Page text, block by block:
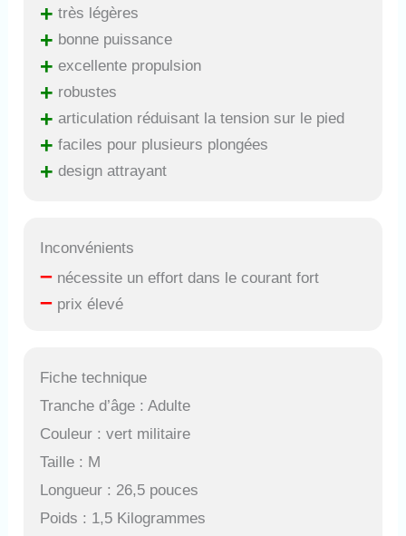
+ très légères
+ bonne puissance
+ excellente propulsion
+ robustes
+ articulation réduisant la tension sur le pied
+ faciles pour plusieurs plongées
+ design attrayant
Inconvénients
– nécessite un effort dans le courant fort
– prix élevé
Fiche technique
Tranche d’âge : Adulte
Couleur : vert militaire
Taille : M
Longueur : 26,5 pouces
Poids : 1,5 Kilogrammes